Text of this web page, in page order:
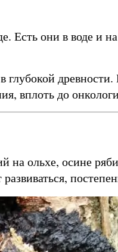
Есть они в воде
вплоть до
на ольхе, осине